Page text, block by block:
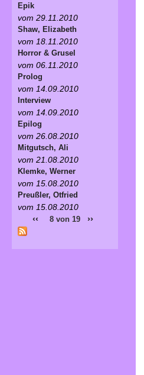
Epik
vom 29.11.2010
Shaw, Elizabeth
vom 18.11.2010
Horror & Grusel
vom 06.11.2010
Prolog
vom 14.09.2010
Interview
vom 14.09.2010
Epilog
vom 26.08.2010
Mitgutsch, Ali
vom 21.08.2010
Klemke, Werner
vom 15.08.2010
Preußler, Otfried
vom 15.08.2010
‹‹ 8 von 19 ››